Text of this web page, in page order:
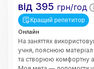
від 395 грн/год
Кращий репетитор
Онлайн
На заняттях
учня, пояснюю
та створюю комфортну